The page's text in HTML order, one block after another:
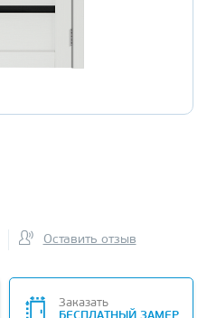
Оставить отзыв
Заказать